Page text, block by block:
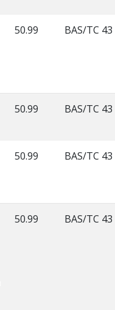
50.99 BAS/TC 43
50.99 BAS/TC 43
50.99 BAS/TC 43
50.99 BAS/TC 43